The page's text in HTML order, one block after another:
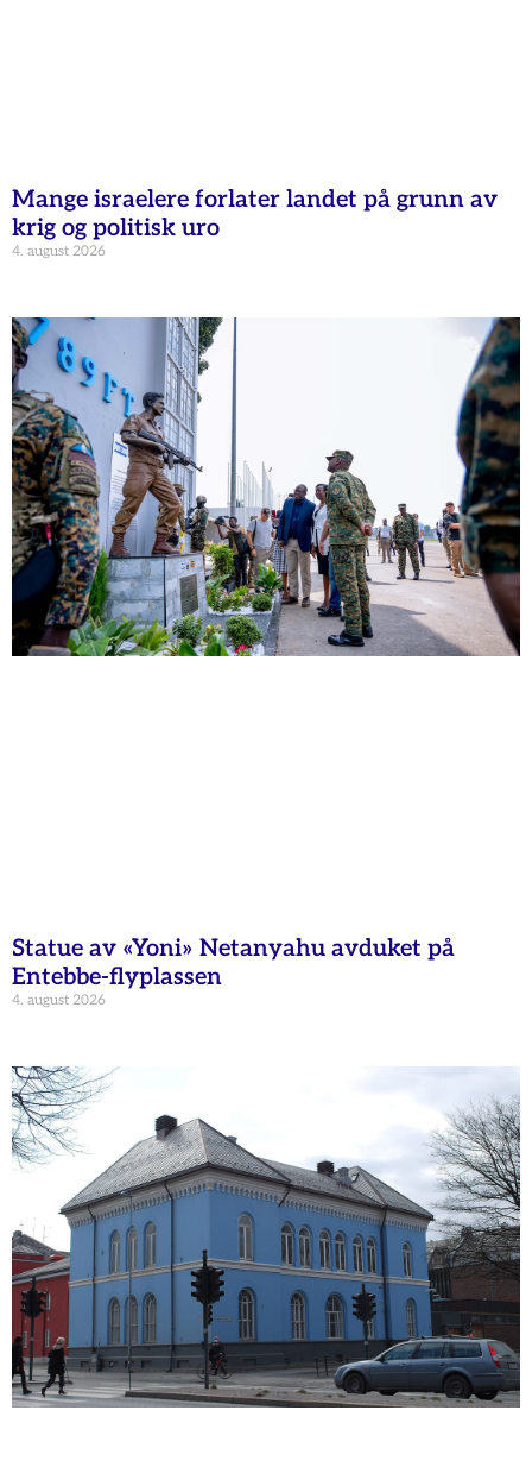
Mange israelere forlater landet på grunn av
krig og politisk uro
4. august 2026
Statue av «Yoni» Netanyahu avduket på
Entebbe-flyplassen
4. august 2026